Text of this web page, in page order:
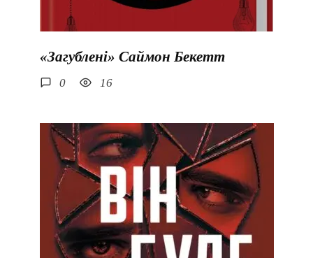
«Загублені» Саймон Бекетт
0 16